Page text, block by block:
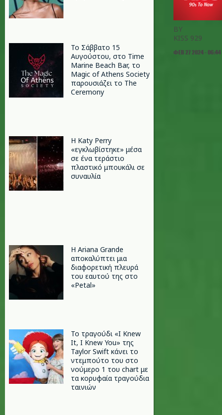
Το Σάββατο 15
Αυγούστου, στο Time
Marine Beach Bar, το
Magic of Athens Society
παρουσιάζει το The
Ceremony
H Katy Perry
«εγκλωβίστηκε» μέσα
σε ένα τεράστιο
πλαστικό μπουκάλι σε
συναυλία
Η Ariana Grande
αποκαλύπτει μια
διαφορετική πλευρά
του εαυτού της στο
«Petal»
Το τραγούδι «I Knew
It, I Knew You» της
Taylor Swift κάνει το
ντεμπούτο του στο
νούμερο 1 του chart με
τα κορυφαία τραγούδια
ταινιών
BY
KISS 929
ΦΕΒ 27 2024 - 06:44